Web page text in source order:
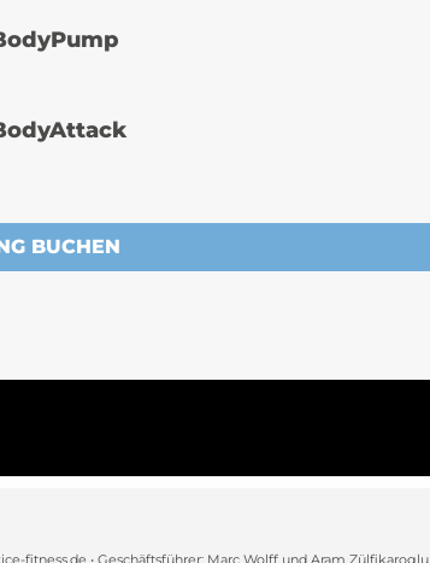
BUCHEN
fitness.de • Geschäftsführer: Marc Wolff und Aram